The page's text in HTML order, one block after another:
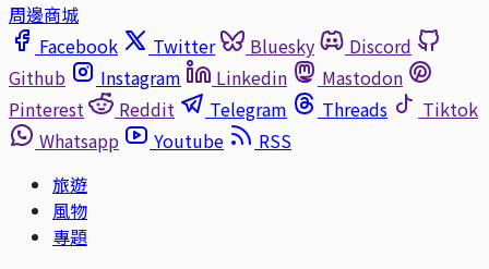
周邊商城
Facebook
Twitter Bluesky
Discord
Github
Instagram Linkedin
Mastodon
Pinterest
Reddit Telegram Threads
Tiktok
Whatsapp
Youtube
RSS
旅遊
風物
專題